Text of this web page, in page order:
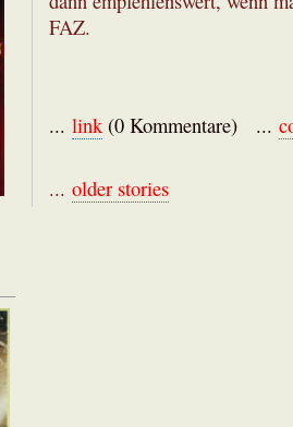
FAZ.
... link(0 Kommentare) ...
... older stories